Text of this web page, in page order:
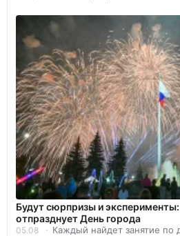
Будут сюрпризы и
отпразднует День города
05.08 Каждый найдет занятие по